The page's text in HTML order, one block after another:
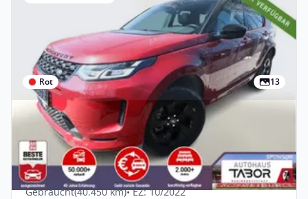
Rot 13
Privat
Land Rover Discovery Sport P200 AWD
Urban Edition PanoD Nav
Benzin • Automatik • 199 PS (147 kW)
Gebraucht(40.450 km)• EZ: 10/2022